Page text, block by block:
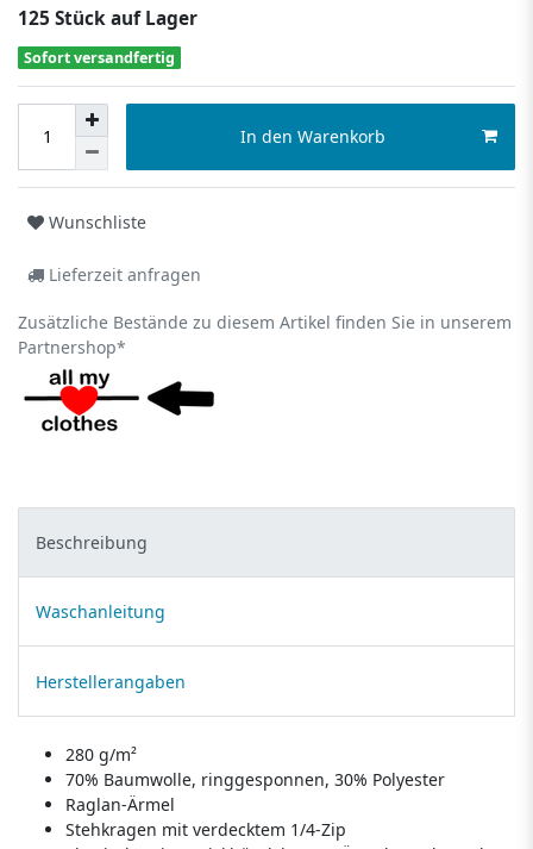
125 Stück auf Lager
Sofort versandfertig
In den Warenkorb
Wunschliste
Lieferzeit anfragen
Zusätzliche Bestände zu diesem Artikel finden Sie in unserem
Partnershop*
Beschreibung
Waschanleitung
Herstellerangaben
280 g/m²
70% Baumwolle, ringgesponnen, 30% Polyester
Raglan-Ärmel
Stehkragen mit verdecktem 1/4-Zip